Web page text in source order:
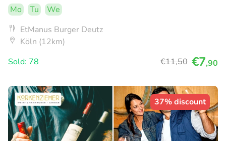
Mo Tu
We
EtManus Burger Deutz
Köln (12km)
Sold: 78
€11,50 €7,90
37% discount